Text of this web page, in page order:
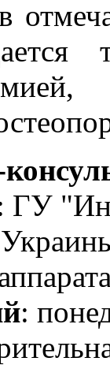
ГУ
: